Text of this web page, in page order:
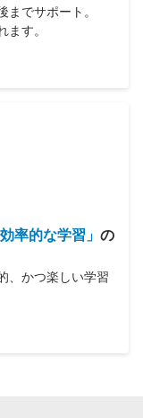
までサポート。
ます。
効率的な学習」 の
、かつ楽しい学習